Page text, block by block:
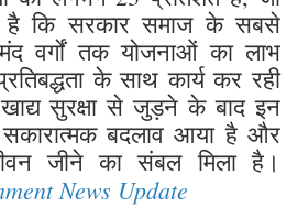
है कि सरकार समाज के सबसे
वर्गों तक योजनाओं का लाभ
के साथ कार्य कर रही
सुरक्षा से जुड़ने के बाद इन
सकारात्मक बदलाव आया है और
जीने का संबल मिला है।
News Update